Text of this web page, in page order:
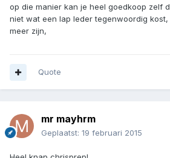
op die manier kan je heel goedkoop zelf
niet wat een lap leder tegenwoordig
meer zijn,
Quote
mr mayhrm
Geplaatst: 19 februari 2015